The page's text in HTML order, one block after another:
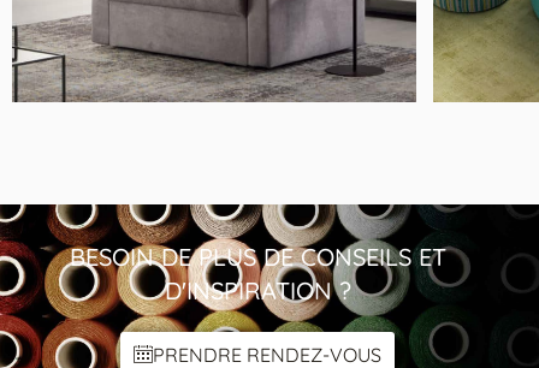
Fauteuil Lit Accoudoirs 14cm
BESOIN DE PLUS DE CONSEILS ET
D'INSPIRATION ?
PRENDRE RENDEZ-VOUS